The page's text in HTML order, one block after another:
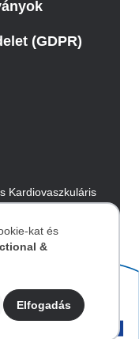
(GDPR)
Kardiovaszkuláris
Image
kat és
&
Elfogadás